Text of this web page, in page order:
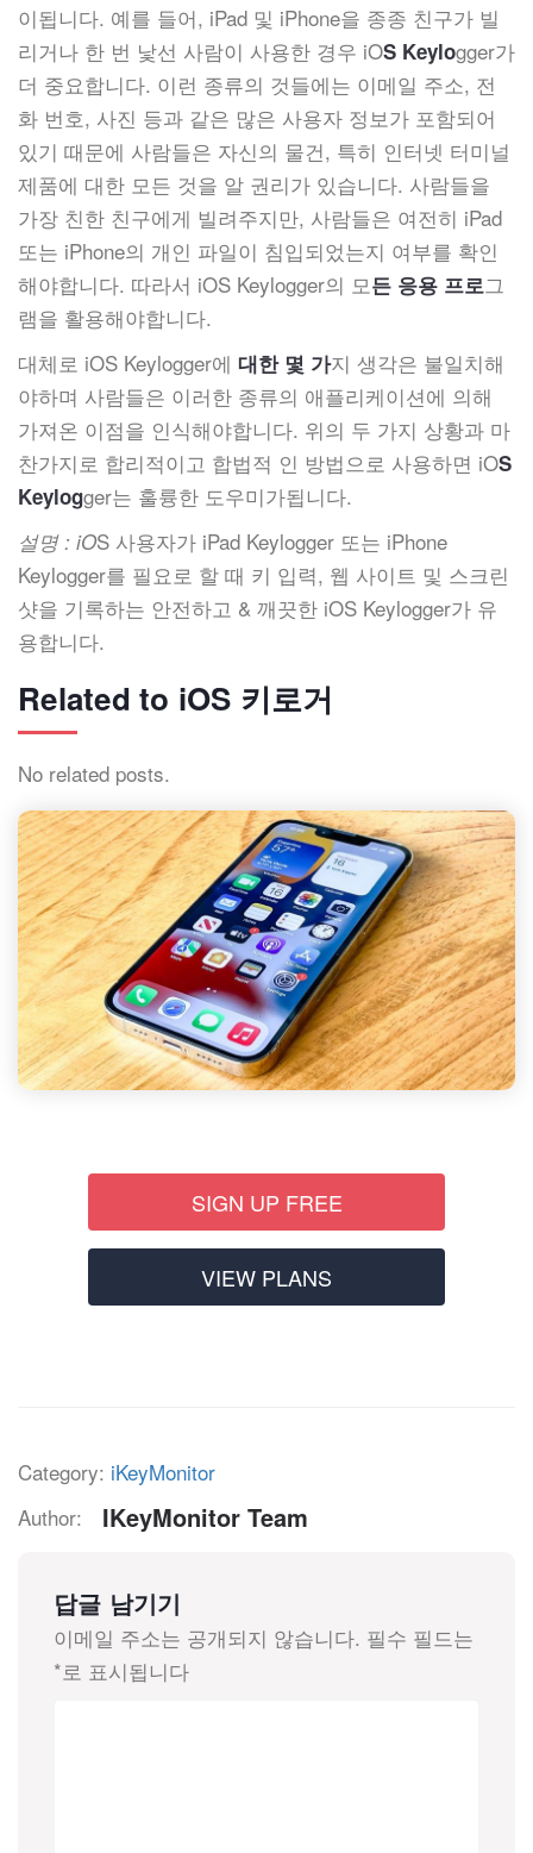
이됩니다. 예를 들어, iPad 및 iPhone을 종종 친구가 빌
리거나 한 번 낯선 사람이 사용한 경우 iOS Keylogger가
더 중요합니다. 이런 종류의 것들에는 이메일 주소, 전
화 번호, 사진 등과 같은 많은 사용자 정보가 포함되어
있기 때문에 사람들은 자신의 물건, 특히 인터넷 터미널
제품에 대한 모든 것을 알 권리가 있습니다. 사람들을
가장 친한 친구에게 빌려주지만, 사람들은 여전히 iPad
또는 iPhone의 개인 파일이 침입되었는지 여부를 확인
해야합니다. 따라서 iOS Keylogger의 모든 응용 프로그
램을 활용해야합니다.
대체로 iOS Keylogger에 대한 몇 가지 생각은 불일치해
야하며 사람들은 이러한 종류의 애플리케이션에 의해
가져온 이점을 인식해야합니다. 위의 두 가지 상황과 마
찬가지로 합리적이고 합법적 인 방법으로 사용하면 iOS
Keylogger는 훌륭한 도우미가됩니다.
설명 : iOS 사용자가 iPad Keylogger 또는 iPhone
Keylogger를 필요로 할 때 키 입력, 웹 사이트 및 스크린
샷을 기록하는 안전하고 & 깨끗한 iOS Keylogger가 유
용합니다.
Related to iOS 키로거
No related posts.
SIGN UP FREE
VIEW PLANS
Category: iKeyMonitor
Author:
IKeyMonitor Team
답글 남기기
이메일 주소는 공개되지 않습니다. 필수 필드는
*로 표시됩니다